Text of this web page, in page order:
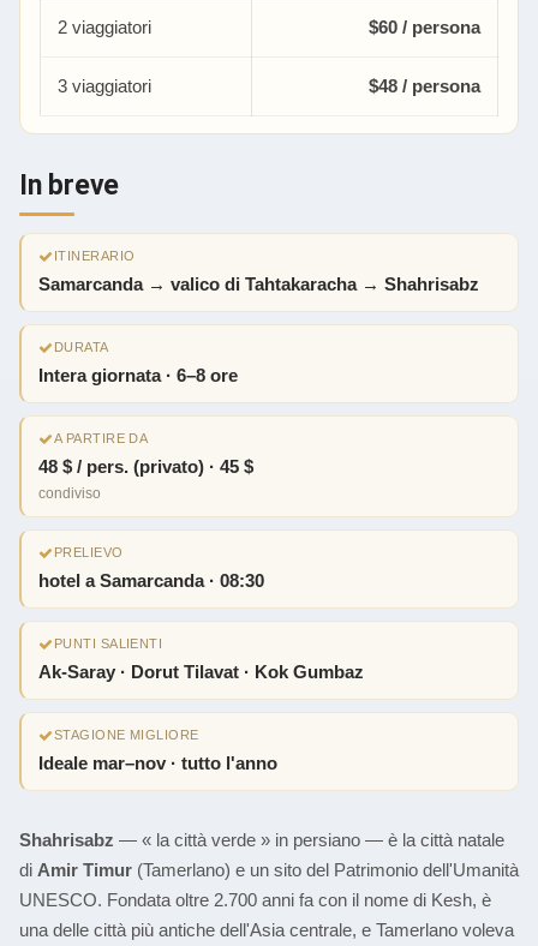
2 viaggiatori $60 / persona
3 viaggiatori $48 / persona
In breve
ITINERARIO
Samarcanda → valico di Tahtakaracha → Shahrisabz
DURATA
Intera giornata · 6–8 ore
A PARTIRE DA
48 $ / pers. (privato) · 45 $
condiviso
PRELIEVO
hotel a Samarcanda · 08:30
PUNTI SALIENTI
Ak-Saray · Dorut Tilavat · Kok Gumbaz
STAGIONE MIGLIORE
Ideale mar–nov · tutto l'anno
Shahrisabz — « la città verde » in persiano — è la città natale
di Amir Timur (Tamerlano) e un sito del Patrimonio dell'Umanità
UNESCO. Fondata oltre 2.700 anni fa con il nome di Kesh, è
una delle città più antiche dell'Asia centrale, e Tamerlano voleva